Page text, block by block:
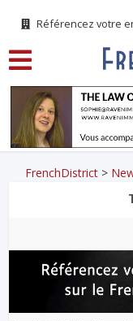
Référencez votre
FrenchDistrict >